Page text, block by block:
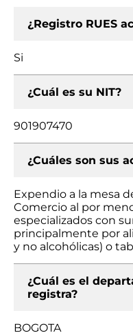
¿Registro RUES
Si
¿Cuál es su NIT?
901907470
¿Cuáles son sus
Expendio a la mesa
Comercio al por
especializados con
principalmente por
y no alcohólicas) o
¿Cuál es el
registra?
BOGOTA